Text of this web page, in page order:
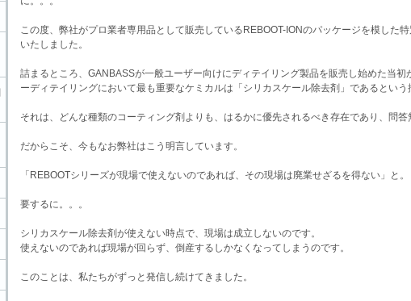
この度、弊社がプロ業者専用品として販売しているREBOOT-IONのパッケージを模した
いたしました。
詰まるところ、GANBASSが一般ユーザー向けにディテイリング製品を販売し始めた当
ーディテイリングにおいて最も重要なケミカルは「シリカスケール除去剤」であるという
それは、どんな種類のコーティング剤よりも、はるかに優先されるべき存在であり、問答
だからこそ、今もなお弊社はこう明言しています。
「REBOOTシリーズが現場で使えないのであれば、その現場は廃業せざるを得ない」と。
要するに。。。
シリカスケール除去剤が使えない時点で、現場は成立しないのです。
使えないのであれば現場が回らず、倒産するしかなくなってしまうのです。
このことは、私たちがずっと発信し続けてきました。